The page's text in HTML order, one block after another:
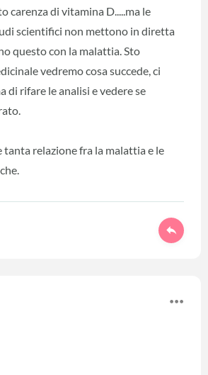
carenza di vitamina D.....ma le
scientifici non mettono in diretta
questo con la malattia. Sto
vedremo cosa succede, ci
di rifare le analisi e vedere se
relazione fra la malattia e le